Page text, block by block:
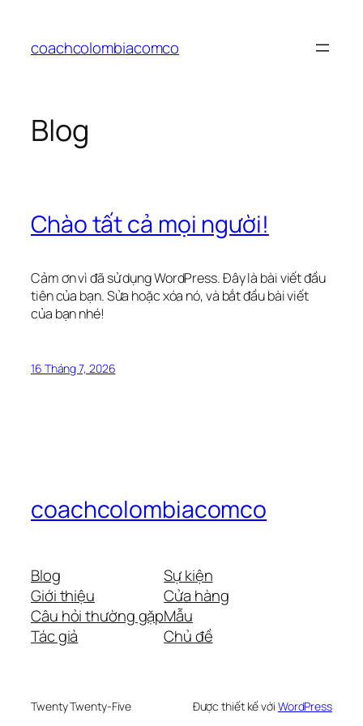
phầncoachcolombiacomco
Blog
Chào tất cả mọi người!
Cảm ơn vì đã sử dụng WordPress. Đây là bài viết đầu
tiên của bạn. Sửa hoặc xóa nó, và bắt đầu bài viết
của bạn nhé!
16 Tháng 7, 2026
coachcolombiacomco
Blog
Giới thiệu
Câu hỏi thường gặp
Tác giả
Sự kiện
Cửa hàng
Mẫu
Chủ đề
Twenty Twenty-Five Được thiết kế với WordPress